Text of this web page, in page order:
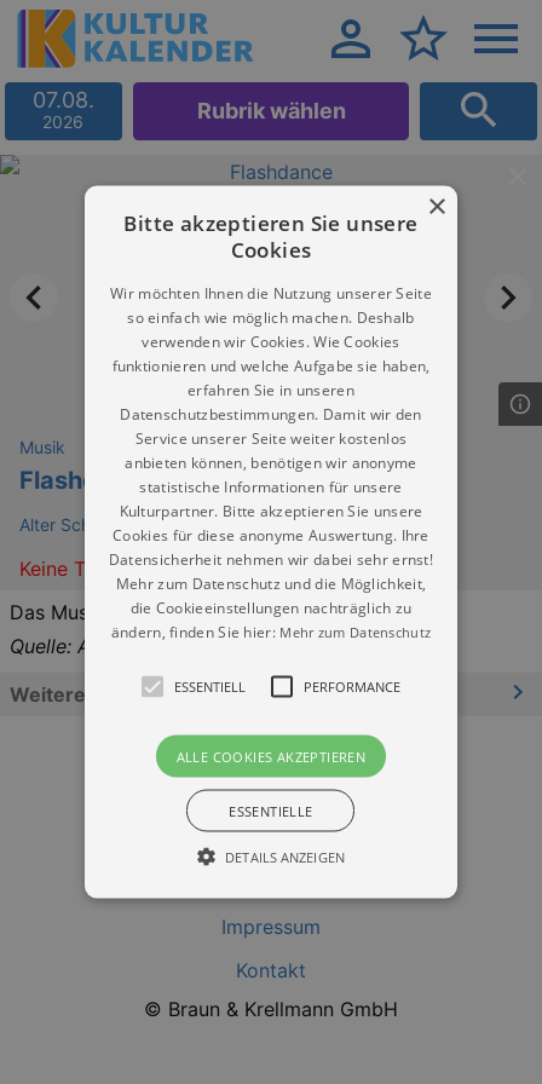
07.08.
2026 Rubrik wählen
Musik
Flashdance
Alter Schlachthof Dresden
Keine Termine
Das Musical
Quelle: Alter Schlachthof
Weitere Informationen
Impressum
Kontakt
© Braun & Krellmann GmbH
×
Bitte akzeptieren Sie unsere
Cookies
Wir möchten Ihnen die Nutzung unserer Seite
so einfach wie möglich machen. Deshalb
verwenden wir Cookies. Wie Cookies
funktionieren und welche Aufgabe sie haben,
erfahren Sie in unseren
Datenschutzbestimmungen. Damit wir den
Service unserer Seite weiter kostenlos
anbieten können, benötigen wir anonyme
statistische Informationen für unsere
Kulturpartner. Bitte akzeptieren Sie unsere
Cookies für diese anonyme Auswertung. Ihre
Datensicherheit nehmen wir dabei sehr ernst!
Mehr zum Datenschutz und die Möglichkeit,
die Cookieeinstellungen nachträglich zu
ändern, finden Sie hier: Mehr zum Datenschutz
ESSENTIELL PERFORMANCE
ALLE COOKIES AKZEPTIEREN
ESSENTIELLE
DETAILS ANZEIGEN
grundlegenden Funktionen unserer Webseite